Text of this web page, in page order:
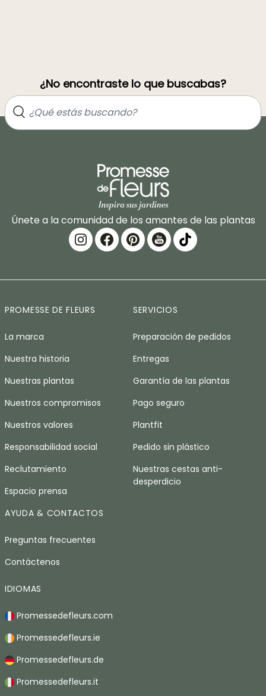
¿No encontraste lo que buscabas?
Únete a la comunidad de los amantes de las plantas
PROMESSE DE FLEURS
La marca
Nuestra historia
Nuestras plantas
Nuestros compromisos
Nuestros valores
Responsabilidad social
Reclutamiento
Espacio prensa
SERVICIOS
Preparación de pedidos
Entregas
Garantía de las plantas
Pago seguro
Plantfit
Pedido sin plástico
Nuestras cestas anti-
desperdicio
AYUDA & CONTACTOS
Preguntas frecuentes
Contáctenos
IDIOMAS
Promessedefleurs.com
Promessedefleurs.ie
Promessedefleurs.de
Promessedefleurs.it